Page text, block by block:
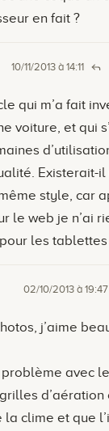
en fait ?
10/11/2013 à 14:11
qui m’a fait
voiture, et qui
Existerait-
style, car
le web je n’ai
les tablettes
02/10/2013 à 19:47
j’aime
avec
d’aération
la clime et que